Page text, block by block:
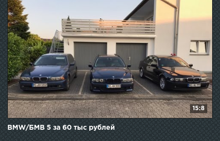
15:8
BMW/БМВ 5 за 60 тыс рублей